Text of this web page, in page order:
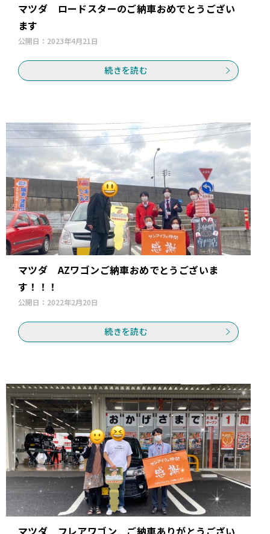
マツダ ロードスターのご納車おめでとうござい
ます
公開日： 2023年4月21日
続きを読む
マツダ AZワゴンご納車おめでとうございま
す！！！
公開日： 2022年2月20日
続きを読む
マツダ フレアワゴン ご納車ありがとうござい